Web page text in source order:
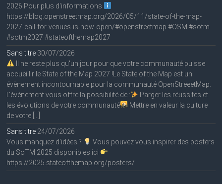
2026.Pour plus d'informations
https://blog.openstreetmap.org/2026/05/11/state-of-the-map-
2027-call-for-venues-is-now-open/#openstreetmap #OSM #sotm
#sotm2027 #stateofthemap2027
Sans titre 30/07/2026
Il ne reste plus qu'un jour pour que votre communauté puisse
accueillir le State of the Map 2027 !Le State of the Map est un
évènement incontournable pour la communauté OpenStreeetMap.
L'évènement vous offre la possibilité de :
Parger les réussites et
les évolutions de votre communauté
Mettre en valeur la culture
de votre […]
Sans titre 24/07/2026
Vous manquez d'idées ?
Vous pouvez vous inspirer des posters
du SoTM 2025 disponibles ici
https://2025.stateofthemap.org/posters/